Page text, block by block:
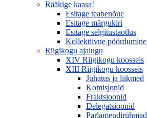
Rääkige kaasa!
Esitage teabenõue
Esitage märgukiri
Esitage selgitustaotlus
Kollektiivne pöördumine
Riigikogu ajalugu
XIV Riigikogu koosseis
XIII Riigikogu koosseis
Juhatus ja liikmed
Komisjonid
Fraktsioonid
Delegatsioonid
Parlamendirühmad